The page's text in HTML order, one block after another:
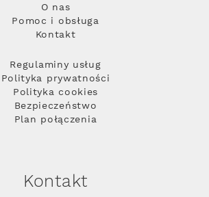
O nas
Pomoc i obsługa
Kontakt
Regulaminy usług
Polityka prywatności
Polityka cookies
Bezpieczeństwo
Plan połączenia
Kontakt